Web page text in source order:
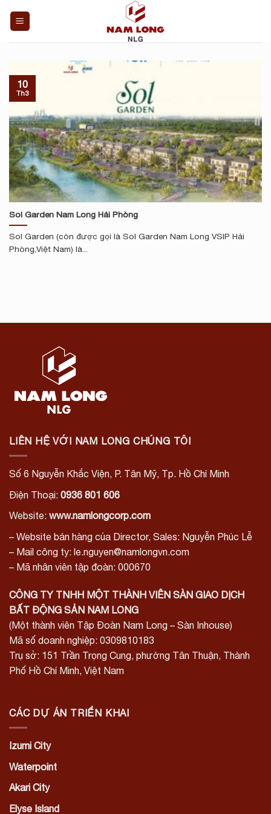
Sol Garden Nam Long Hải Phòng
Sol Garden (còn được gọi là Sol Garden Nam Long VSIP Hải
Phòng,Việt Nam) là...
10
Th3
LIÊN HỆ VỚI NAM LONG CHÚNG TÔI
Số 6 Nguyễn Khắc Viện, P. Tân Mỹ, Tp. Hồ Chí Minh
Điện Thoại: 0936 801 606
Website: www.namlongcorp.com
– Website bán hàng của Director, Sales: Nguyễn Phúc Lễ
– Mail công ty: le.nguyen@namlongvn.com
– Mã nhân viên tập đoàn: 000670
CÔNG TY TNHH MỘT THÀNH VIÊN SÀN GIAO DỊCH
BẤT ĐỘNG SẢN NAM LONG
(Một thành viên Tập Đoàn Nam Long – Sàn Inhouse)
Mã số doanh nghiệp: 0309810183
Trụ sở: 151 Trần Trọng Cung, phường Tân Thuận, Thành
Phố Hồ Chí Minh, Việt Nam
CÁC DỰ ÁN TRIỂN KHAI
Izumi City
Waterpoint
Akari City
Elyse Island